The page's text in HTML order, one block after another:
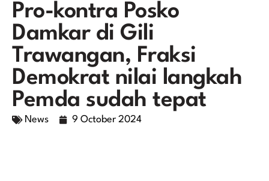
Pro-kontra Posko
Damkar di Gili
Trawangan, Fraksi
Demokrat nilai langkah
Pemda sudah tepat
News 9 October 2024